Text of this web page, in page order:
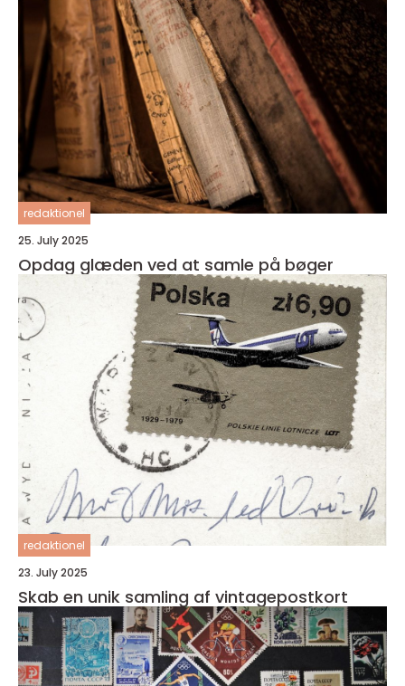
redaktionel
25. July 2025
Opdag glæden ved at samle på bøger
redaktionel
23. July 2025
Skab en unik samling af vintagepostkort